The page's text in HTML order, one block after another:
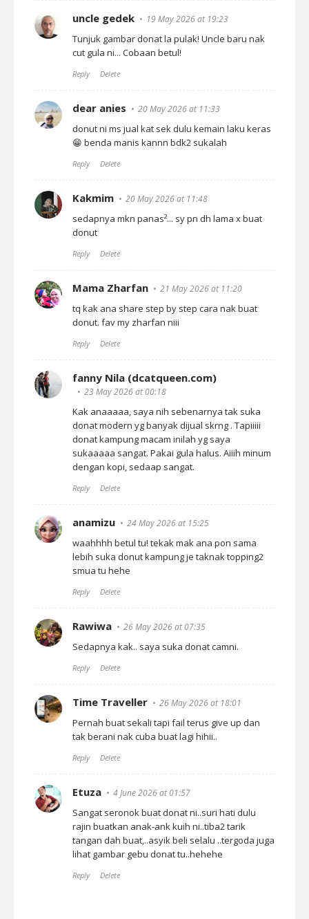
uncle gedek 19 May 2026 at 19:23
Tunjuk gambar donat la pulak! Uncle baru nak
cut gula ni... Cobaan betul!
Reply Delete
dear anies 20 May 2026 at 11:33
donut ni ms jual kat sek dulu kemain laku keras
😁 benda manis kannn bdk2 sukalah
Reply Delete
Kakmim 20 May 2026 at 11:48
sedapnya mkn panas²... sy pn dh lama x buat
donut
Reply Delete
Mama Zharfan 21 May 2026 at 11:20
tq kak ana share step by step cara nak buat
donut. fav my zharfan niii
Reply Delete
fanny Nila (dcatqueen.com)
23 May 2026 at 00:18
Kak anaaaaa, saya nih sebenarnya tak suka
donat modern yg banyak dijual skrng . Tapiiiii
donat kampung macam inilah yg saya
sukaaaaa sangat. Pakai gula halus. Aiiih minum
dengan kopi, sedaap sangat.
Reply Delete
anamizu 24 May 2026 at 15:25
waahhhh betul tu! tekak mak ana pon sama
lebih suka donut kampung je taknak topping2
smua tu hehe
Reply Delete
Rawiwa 26 May 2026 at 07:35
Sedapnya kak.. saya suka donat camni.
Reply Delete
Time Traveller 26 May 2026 at 18:01
Pernah buat sekali tapi fail terus give up dan
tak berani nak cuba buat lagi hihii..
Reply Delete
Etuza 4 June 2026 at 01:57
Sangat seronok buat donat ni..suri hati dulu
rajin buatkan anak-ank kuih ni..tiba2 tarik
tangan dah buat,..asyik beli selalu ..tergoda juga
lihat gambar gebu donat tu..hehehe
Reply Delete